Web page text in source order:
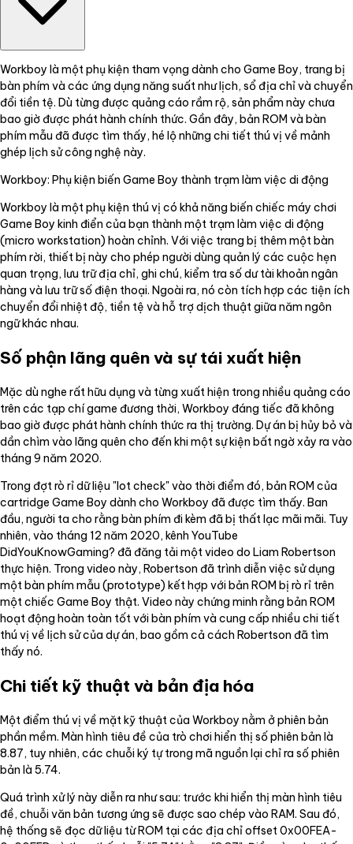
Workboy là một phụ kiện tham vọng dành cho Game Boy, trang bị
bàn phím và các ứng dụng năng suất như lịch, sổ địa chỉ và chuyển
đổi tiền tệ. Dù từng được quảng cáo rầm rộ, sản phẩm này chưa
bao giờ được phát hành chính thức. Gần đây, bản ROM và bàn
phím mẫu đã được tìm thấy, hé lộ những chi tiết thú vị về mảnh
ghép lịch sử công nghệ này.
Workboy: Phụ kiện biến Game Boy thành trạm làm việc di động
Workboy là một phụ kiện thú vị có khả năng biến chiếc máy chơi
Game Boy kinh điển của bạn thành một trạm làm việc di động
(micro workstation) hoàn chỉnh. Với việc trang bị thêm một bàn
phím rời, thiết bị này cho phép người dùng quản lý các cuộc hẹn
quan trọng, lưu trữ địa chỉ, ghi chú, kiểm tra số dư tài khoản ngân
hàng và lưu trữ số điện thoại. Ngoài ra, nó còn tích hợp các tiện ích
chuyển đổi nhiệt độ, tiền tệ và hỗ trợ dịch thuật giữa năm ngôn
ngữ khác nhau.
Số phận lãng quên và sự tái xuất hiện
Mặc dù nghe rất hữu dụng và từng xuất hiện trong nhiều quảng cáo
trên các tạp chí game đương thời, Workboy đáng tiếc đã không
bao giờ được phát hành chính thức ra thị trường. Dự án bị hủy bỏ và
dần chìm vào lãng quên cho đến khi một sự kiện bất ngờ xảy ra vào
tháng 9 năm 2020.
Trong đợt rò rỉ dữ liệu "lot check" vào thời điểm đó, bản ROM của
cartridge Game Boy dành cho Workboy đã được tìm thấy. Ban
đầu, người ta cho rằng bàn phím đi kèm đã bị thất lạc mãi mãi. Tuy
nhiên, vào tháng 12 năm 2020, kênh YouTube
DidYouKnowGaming? đã đăng tải một video do Liam Robertson
thực hiện. Trong video này, Robertson đã trình diễn việc sử dụng
một bàn phím mẫu (prototype) kết hợp với bản ROM bị rò rỉ trên
một chiếc Game Boy thật. Video này chứng minh rằng bản ROM
hoạt động hoàn toàn tốt với bàn phím và cung cấp nhiều chi tiết
thú vị về lịch sử của dự án, bao gồm cả cách Robertson đã tìm
thấy nó.
Chi tiết kỹ thuật và bản địa hóa
Một điểm thú vị về mặt kỹ thuật của Workboy nằm ở phiên bản
phần mềm. Màn hình tiêu đề của trò chơi hiển thị số phiên bản là
8.87, tuy nhiên, các chuỗi ký tự trong mã nguồn lại chỉ ra số phiên
bản là 5.74.
Quá trình xử lý này diễn ra như sau: trước khi hiển thị màn hình tiêu
đề, chuỗi văn bản tương ứng sẽ được sao chép vào RAM. Sau đó,
hệ thống sẽ đọc dữ liệu từ ROM tại các địa chỉ offset 0x00FEA-